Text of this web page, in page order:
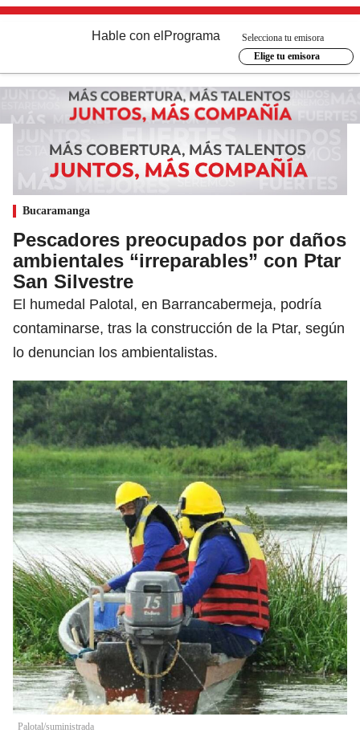
Hable con el Programa
Selecciona tu emisora
Elige tu emisora
Bucaramanga
Pescadores preocupados por daños
ambientales “irreparables” con Ptar
San Silvestre
El humedal Palotal, en Barrancabermeja, podría
contaminarse, tras la construcción de la Ptar, según
lo denuncian los ambientalistas.
Palotal/suministrada